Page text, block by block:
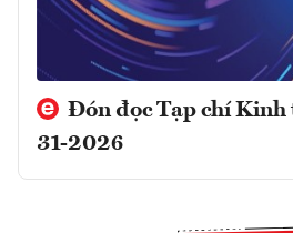
Đón đọc Tạp chí Kinh
31-2026